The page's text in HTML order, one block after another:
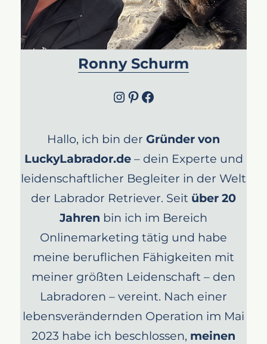
Ronny Schurm
Instagram
Pinterest
Facebook
Hallo, ich bin der Gründer von
LuckyLabrador.de– dein Experte und
leidenschaftlicher Begleiter in der Welt
der Labrador Retriever. Seit über 20
Jahren bin ich im Bereich
Onlinemarketing tätig und habe
meine beruflichen Fähigkeiten mit
meiner größten Leidenschaft – den
Labradoren – vereint. Nach einer
lebensverändernden Operation im Mai
2023 habe ich beschlossen, meinen